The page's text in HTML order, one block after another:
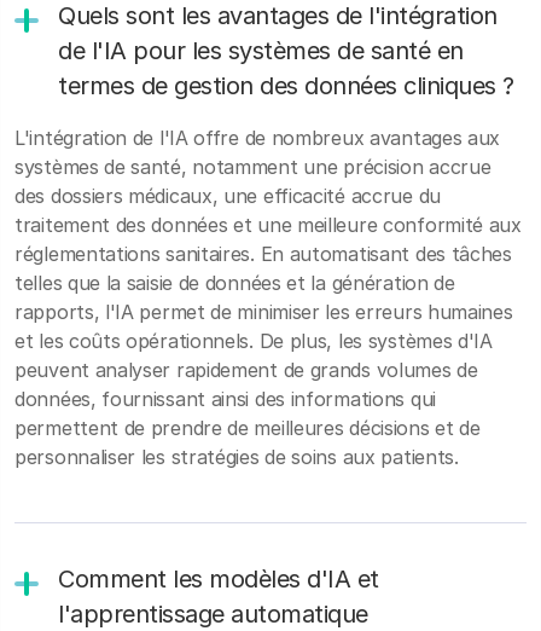
Quels sont les avantages de l'intégration
de l'IA pour les systèmes de santé en
termes de gestion des données cliniques ?
L'intégration de l'IA offre de nombreux avantages aux
systèmes de santé, notamment une précision accrue
des dossiers médicaux, une efficacité accrue du
traitement des données et une meilleure conformité aux
réglementations sanitaires. En automatisant des tâches
telles que la saisie de données et la génération de
rapports, l'IA permet de minimiser les erreurs humaines
et les coûts opérationnels. De plus, les systèmes d'IA
peuvent analyser rapidement de grands volumes de
données, fournissant ainsi des informations qui
permettent de prendre de meilleures décisions et de
personnaliser les stratégies de soins aux patients.
Comment les modèles d'IA et
l'apprentissage automatique